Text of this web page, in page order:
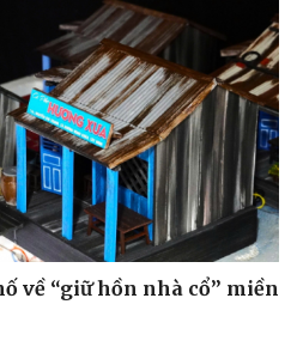
về “giữ hồn nhà cổ” miền